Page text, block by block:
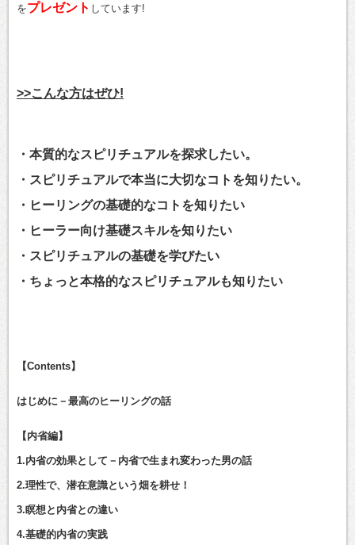
をプレゼント しています!
>>こんな方はぜひ!
・本質的なスピリチュアルを探求したい。
・スピリチュアルで本当に大切なコトを知りたい。
・ヒーリングの基礎的なコトを知りたい
・ヒーラー向け基礎スキルを知りたい
・スピリチュアルの基礎を学びたい
・ちょっと本格的なスピリチュアルも知りたい
【Contents】
はじめに－最高のヒーリングの話
【内省編】
1.内省の効果として－内省で生まれ変わった男の話
2.理性で、潜在意識という畑を耕せ！
3.瞑想と内省との違い
4.基礎的内省の実践